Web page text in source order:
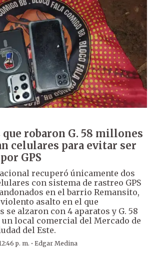
que robaron G. 58 millones
celulares para evitar ser
GPS
recuperó únicamente dos
con sistema de rastreo GPS
en el barrio Remansito,
asalto en el que
se alzaron con 4 aparatos y G. 58
local comercial del Mercado de
del Este.
p. m. ·Edgar Medina